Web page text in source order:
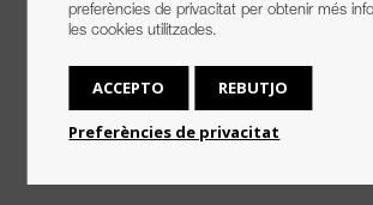
preferències de privacitat per obtenir més
les cookies utilitzades.
ACCEPTO REBUTJO
Preferències de privacitat